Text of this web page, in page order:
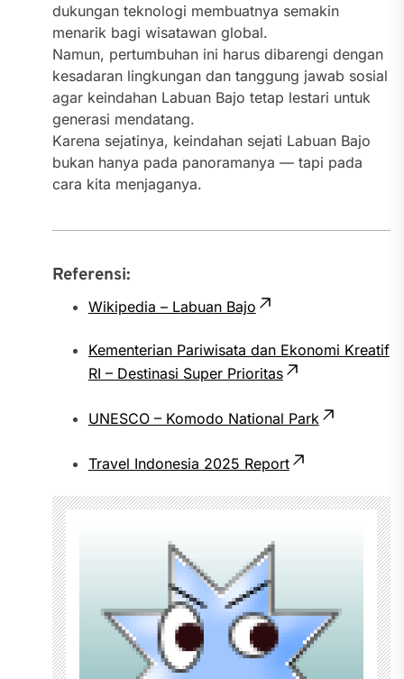
dukungan teknologi membuatnya semakin
menarik bagi wisatawan global.
Namun, pertumbuhan ini harus dibarengi dengan
kesadaran lingkungan dan tanggung jawab sosial
agar keindahan Labuan Bajo tetap lestari untuk
generasi mendatang.
Karena sejatinya, keindahan sejati Labuan Bajo
bukan hanya pada panoramanya — tapi pada
cara kita menjaganya.
Referensi:
Wikipedia – Labuan Bajo
Kementerian Pariwisata dan Ekonomi Kreatif
RI – Destinasi Super Prioritas
UNESCO – Komodo National Park
Travel Indonesia 2025 Report